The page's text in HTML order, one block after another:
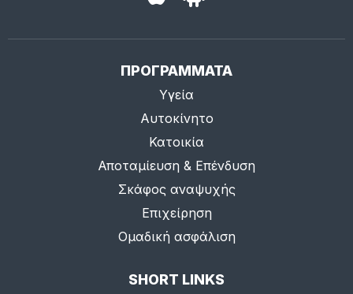
ΠΡΟΓΡΑΜΜΑΤΑ
Υγεία
Αυτοκίνητο
Κατοικία
Αποταμίευση & Επένδυση
Σκάφος αναψυχής
Επιχείρηση
Ομαδική ασφάλιση
SHORT LINKS